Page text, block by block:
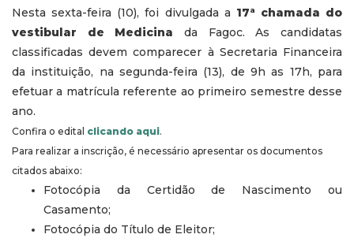
Nesta sexta-feira (10), foi divulgada a 17ª chamada do
vestibular de Medicina da Fagoc. As candidatas
classificadas devem comparecer à Secretaria Financeira
da instituição, na segunda-feira (13), de 9h as 17h, para
efetuar a matrícula referente ao primeiro semestre desse
ano.
Confira o edital clicando aqui.
Para realizar a inscrição, é necessário apresentar os documentos
citados abaixo:
Fotocópia da Certidão de Nascimento ou
Casamento;
Fotocópia do Título de Eleitor;